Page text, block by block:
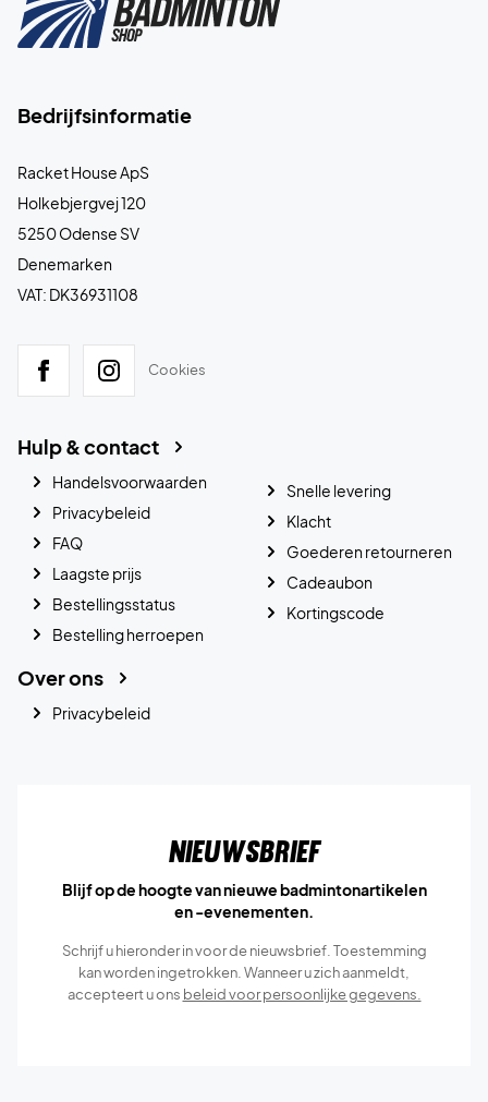
Bedrijfsinformatie
Racket House ApS
Holkebjergvej 120
5250 Odense SV
Denemarken
VAT: DK36931108
Cookies
Hulp & contact
Handelsvoorwaarden
Privacybeleid
FAQ
Laagste prijs
Bestellingsstatus
Bestelling herroepen
Snelle levering
Klacht
Goederen retourneren
Cadeaubon
Kortingscode
Over ons
Privacybeleid
Nieuwsbrief
Blijf op de hoogte van nieuwe badmintonartikelen
en -evenementen.
Schrijf u hieronder in voor de nieuwsbrief. Toestemming
kan worden ingetrokken. Wanneer u zich aanmeldt,
accepteert u ons beleid voor persoonlijke gegevens.